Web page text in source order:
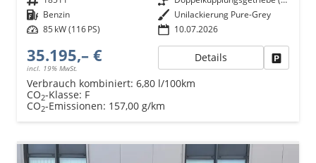
Kraftstoff Benzin Außenfarbe Unilackierung Pure-Grey
Leistung 85 kW (116 PS) 10.07.2026
35.195,– €
incl. 19% MwSt.
Details
Verbrauch kombiniert: 6,80 l/100km
CO2-Klasse: F
CO2-Emissionen: 157,00 g/km